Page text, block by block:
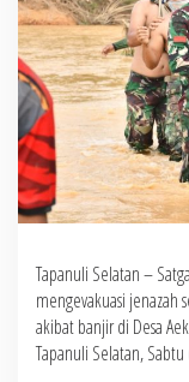
Tapanuli Selatan –
mengevakuasi jenazah
akibat banjir di Desa
Tapanuli Selatan,